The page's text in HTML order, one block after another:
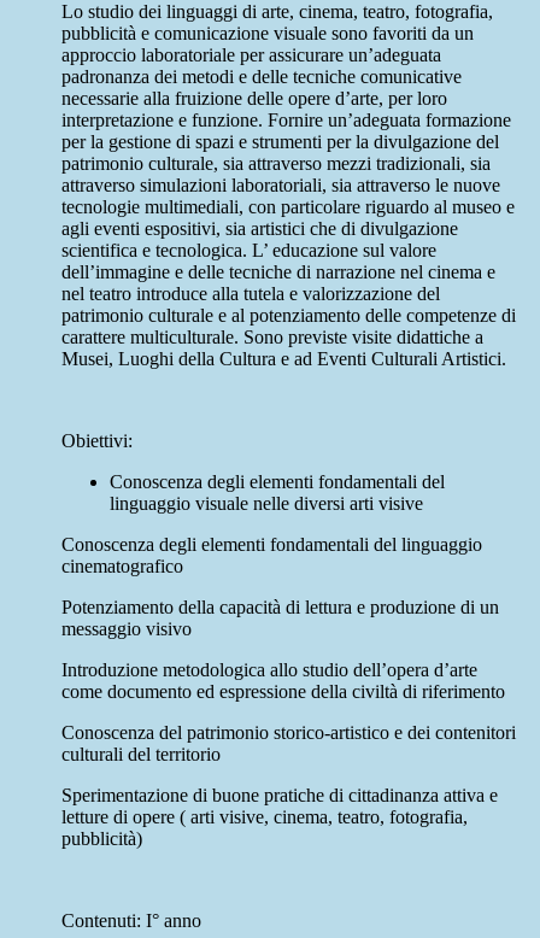
Lo studio dei linguaggi di arte, cinema, teatro, fotografia,
pubblicità e comunicazione visuale sono favoriti da un
approccio laboratoriale per assicurare un’adeguata
padronanza dei metodi e delle tecniche comunicative
necessarie alla fruizione delle opere d’arte, per loro
interpretazione e funzione. Fornire un’adeguata formazione
per la gestione di spazi e strumenti per la divulgazione del
patrimonio culturale, sia attraverso mezzi tradizionali, sia
attraverso simulazioni laboratoriali, sia attraverso le nuove
tecnologie multimediali, con particolare riguardo al museo e
agli eventi espositivi, sia artistici che di divulgazione
scientifica e tecnologica. L’ educazione sul valore
dell’immagine e delle tecniche di narrazione nel cinema e
nel teatro introduce alla tutela e valorizzazione del
patrimonio culturale e al potenziamento delle competenze di
carattere multiculturale. Sono previste visite didattiche a
Musei, Luoghi della Cultura e ad Eventi Culturali Artistici.
Obiettivi:
Conoscenza degli elementi fondamentali del
linguaggio visuale nelle diversi arti visive
Conoscenza degli elementi fondamentali del linguaggio
cinematografico
Potenziamento della capacità di lettura e produzione di un
messaggio visivo
Introduzione metodologica allo studio dell’opera d’arte
come documento ed espressione della civiltà di riferimento
Conoscenza del patrimonio storico-artistico e dei contenitori
culturali del territorio
Sperimentazione di buone pratiche di cittadinanza attiva e
letture di opere ( arti visive, cinema, teatro, fotografia,
pubblicità)
Contenuti: I° anno